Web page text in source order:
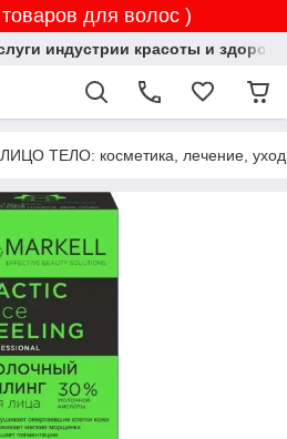
для волос )
индустрии красоты и
ЛИЦО ТЕЛО: косметика, лечение, уход